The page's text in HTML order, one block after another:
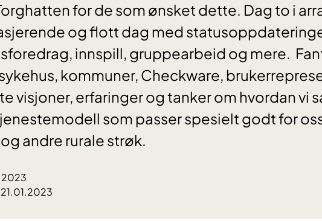
for de som ønsket dette. Dag to i
og flott dag med
innspill, gruppearbeid og mere.
kommuner, Checkware,
visjoner, erfaringer og tanker om hvordan vi
som passer spesielt godt for
andre rurale strøk.